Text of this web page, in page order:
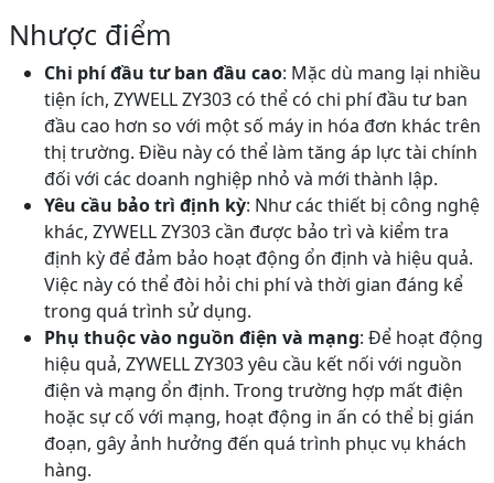
Nhược điểm
Chi phí đầu tư ban đầu cao: Mặc dù mang lại nhiều
tiện ích, ZYWELL ZY303 có thể có chi phí đầu tư ban
đầu cao hơn so với một số máy in hóa đơn khác trên
thị trường. Điều này có thể làm tăng áp lực tài chính
đối với các doanh nghiệp nhỏ và mới thành lập.
Yêu cầu bảo trì định kỳ: Như các thiết bị công nghệ
khác, ZYWELL ZY303 cần được bảo trì và kiểm tra
định kỳ để đảm bảo hoạt động ổn định và hiệu quả.
Việc này có thể đòi hỏi chi phí và thời gian đáng kể
trong quá trình sử dụng.
Phụ thuộc vào nguồn điện và mạng: Để hoạt động
hiệu quả, ZYWELL ZY303 yêu cầu kết nối với nguồn
điện và mạng ổn định. Trong trường hợp mất điện
hoặc sự cố với mạng, hoạt động in ấn có thể bị gián
đoạn, gây ảnh hưởng đến quá trình phục vụ khách
hàng.